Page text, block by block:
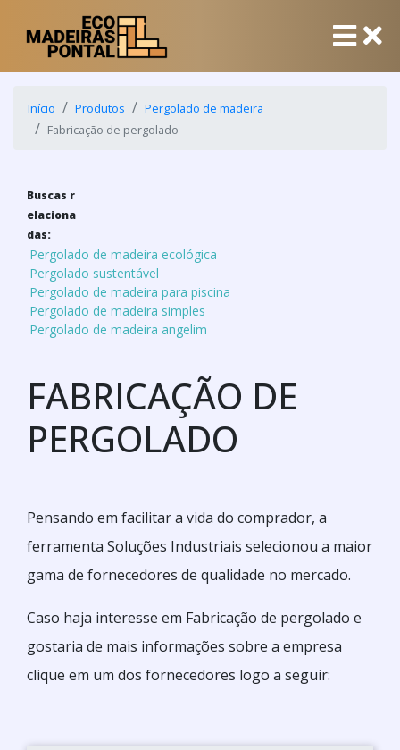
Início Produtos
Pergolado de madeira
Fabricação de pergolado
Buscas r
elaciona
das:
Pergolado de madeira ecológica
Pergolado sustentável
Pergolado de madeira para piscina
Pergolado de madeira simples
Pergolado de madeira angelim
FABRICAÇÃO DE
PERGOLADO
Pensando em facilitar a vida do comprador, a
ferramenta Soluções Industriais selecionou a maior
gama de fornecedores de qualidade no mercado.
Caso haja interesse em Fabricação de pergolado e
gostaria de mais informações sobre a empresa
clique em um dos fornecedores logo a seguir: